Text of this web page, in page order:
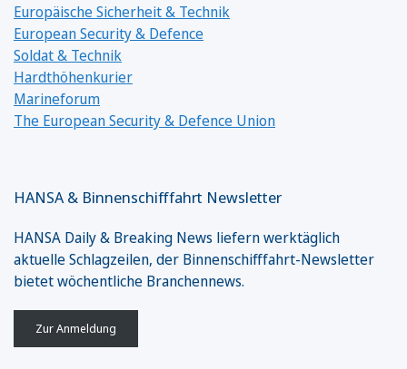
Europäische Sicherheit & Technik
European Security & Defence
Soldat & Technik
Hardthöhenkurier
Marineforum
The European Security & Defence Union
HANSA & Binnenschifffahrt Newsletter
HANSA Daily & Breaking News liefern werktäglich
aktuelle Schlagzeilen, der Binnenschifffahrt-Newsletter
bietet wöchentliche Branchennews.
Zur Anmeldung